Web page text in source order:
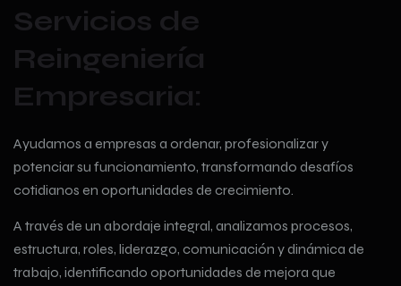
Servicios de
Reingeniería
Empresaria:
Ayudamos a empresas a ordenar, profesionalizar y
potenciar su funcionamiento, transformando desafíos
cotidianos en oportunidades de crecimiento.
A través de un abordaje integral, analizamos procesos,
estructura, roles, liderazgo, comunicación y dinámica de
trabajo, identificando oportunidades de mejora que